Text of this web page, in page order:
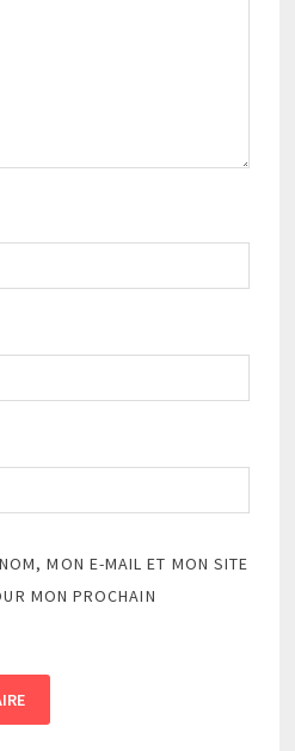
MON E-MAIL ET MON SITE
MON PROCHAIN